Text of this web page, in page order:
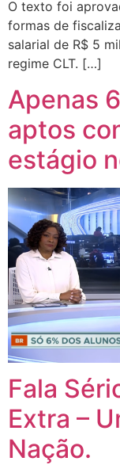
O texto foi
formas de
salarial de R$ 5
regime CLT. […]
Apenas
aptos
estágio
Fala
Extra –
Nação.